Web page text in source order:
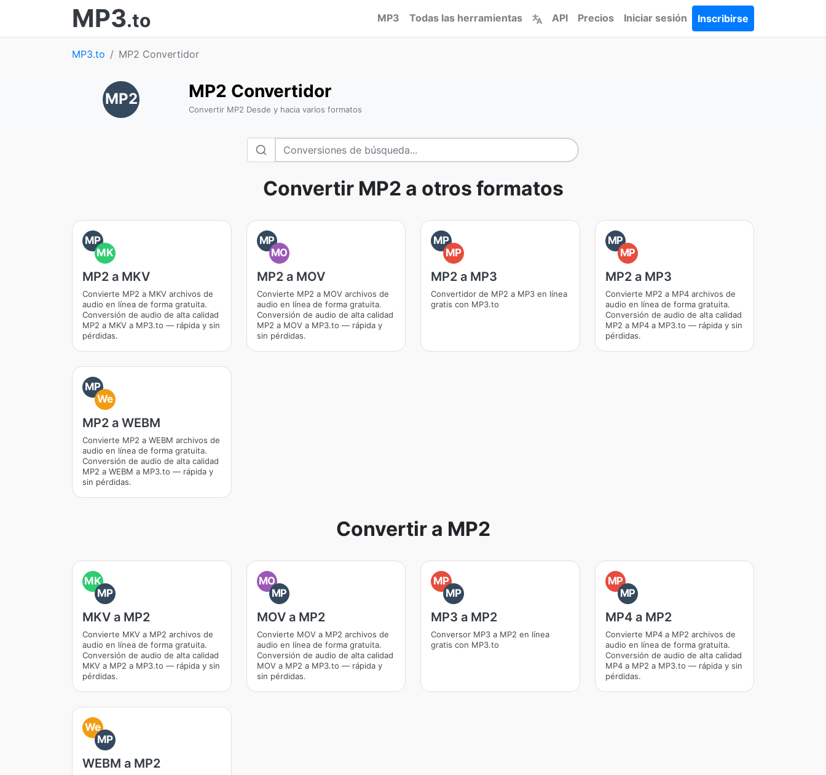
MP3.to MP3 Todas las herramientas API Precios Iniciar sesión Inscribirse
MP3.to MP2 Convertidor
MP2 MP2 Convertidor
Convertir MP2 Desde y hacia varios formatos
Convertir MP2 a otros formatos
MP
MK
MP2 a MKV
Convierte MP2 a MKV archivos de
audio en línea de forma gratuita.
Conversión de audio de alta calidad
MP2 a MKV a MP3.to — rápida y sin
pérdidas.
MP
MO
MP2 a MOV
Convierte MP2 a MOV archivos de
audio en línea de forma gratuita.
Conversión de audio de alta calidad
MP2 a MOV a MP3.to — rápida y
sin pérdidas.
MP
MP
MP2 a MP3
Convertidor de MP2 a MP3 en línea
gratis con MP3.to
MP
MP
MP2 a MP3
Convierte MP2 a MP4 archivos de
audio en línea de forma gratuita.
Conversión de audio de alta calidad
MP2 a MP4 a MP3.to — rápida y sin
pérdidas.
MP
We
MP2 a WEBM
Convierte MP2 a WEBM archivos de
audio en línea de forma gratuita.
Conversión de audio de alta calidad
MP2 a WEBM a MP3.to — rápida y
sin pérdidas.
Convertir a MP2
MK
MP
MKV a MP2
Convierte MKV a MP2 archivos de
audio en línea de forma gratuita.
Conversión de audio de alta calidad
MKV a MP2 a MP3.to — rápida y sin
pérdidas.
MO
MP
MOV a MP2
Convierte MOV a MP2 archivos de
audio en línea de forma gratuita.
Conversión de audio de alta calidad
MOV a MP2 a MP3.to — rápida y
sin pérdidas.
MP
MP
MP3 a MP2
Conversor MP3 a MP2 en línea
gratis con MP3.to
MP
MP
MP4 a MP2
Convierte MP4 a MP2 archivos de
audio en línea de forma gratuita.
Conversión de audio de alta calidad
MP4 a MP2 a MP3.to — rápida y sin
pérdidas.
We
MP
WEBM a MP2